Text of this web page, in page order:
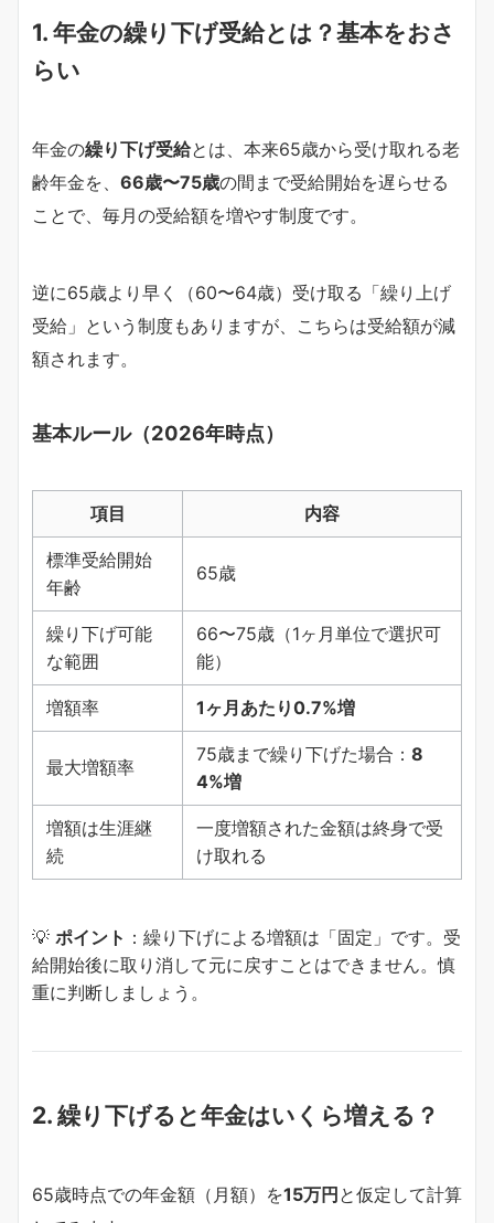
1. 年金の繰り下げ受給とは？基本をおさ
らい
年金の繰り下げ受給とは、本来65歳から受け取れる老
齢年金を、 66歳〜75歳の間まで受給開始を遅らせる
ことで、毎月の受給額を増やす制度です。
逆に65歳より早く（60〜64歳）受け取る「繰り上げ
受給」という制度もありますが、こちらは受給額が減
額されます。
基本ルール（2026年時点）
項目 内容
標準受給開始
年齢
65歳
繰り下げ可能
な範囲
66〜75歳（1ヶ月単位で選択可
能）
増額率 1ヶ月あたり0.7%増
最大増額率
75歳まで繰り下げた場合： 8
4%増
増額は生涯継
続
一度増額された金額は終身で受
け取れる
💡 ポイント ：繰り下げによる増額は「固定」です。受
給開始後に取り消して元に戻すことはできません。慎
重に判断しましょう。
2. 繰り下げると年金はいくら増える？
65歳時点での年金額（月額）を15万円と仮定して計算